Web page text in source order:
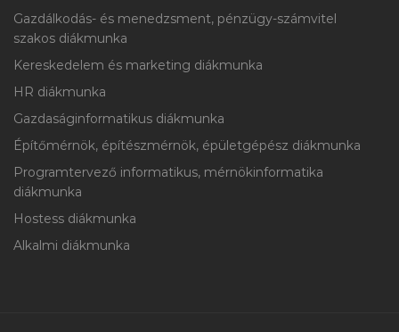
Gazdálkodás- és menedzsment, pénzügy-számvitel
szakos diákmunka
Kereskedelem és marketing diákmunka
HR diákmunka
Gazdaságinformatikus diákmunka
Építőmérnök, építészmérnök, épületgépész diákmunka
Programtervező informatikus, mérnökinformatika
diákmunka
Hostess diákmunka
Alkalmi diákmunka